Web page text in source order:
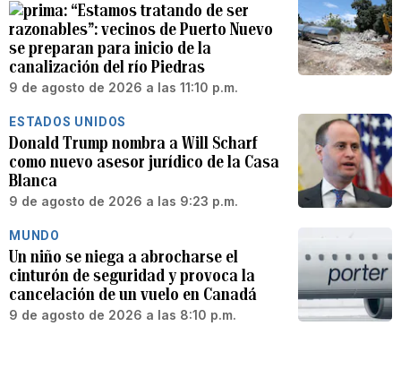
“Estamos tratando de ser
razonables”: vecinos de Puerto Nuevo
se preparan para inicio de la
canalización del río Piedras
9 de agosto de 2026 a las 11:10 p.m.
ESTADOS UNIDOS
Donald Trump nombra a Will Scharf
como nuevo asesor jurídico de la Casa
Blanca
9 de agosto de 2026 a las 9:23 p.m.
MUNDO
Un niño se niega a abrocharse el
cinturón de seguridad y provoca la
cancelación de un vuelo en Canadá
9 de agosto de 2026 a las 8:10 p.m.